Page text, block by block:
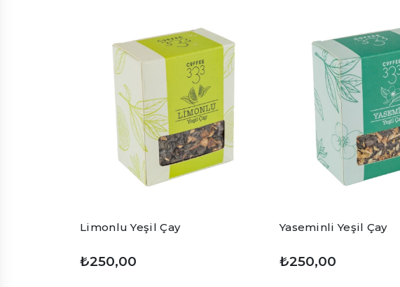
Limonlu Yeşil Çay
₺250,00
Yaseminli Yeşil Çay
₺250,00